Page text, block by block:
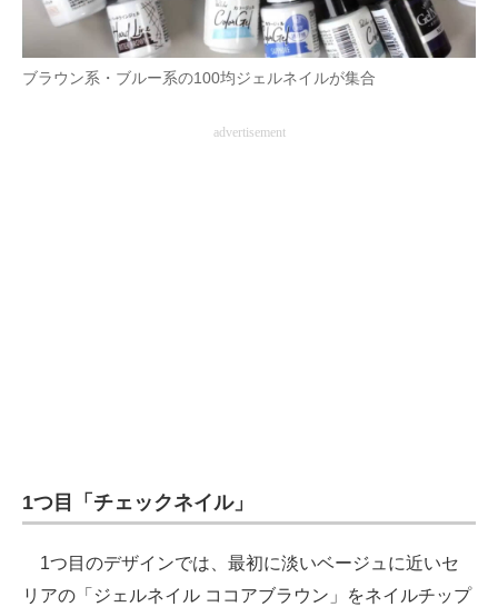
ブラウン系・ブルー系の100均ジェルネイルが集合
advertisement
1つ目「チェックネイル」
1つ目のデザインでは、最初に淡いベージュに近いセ
リアの「ジェルネイル ココアブラウン」をネイルチップ